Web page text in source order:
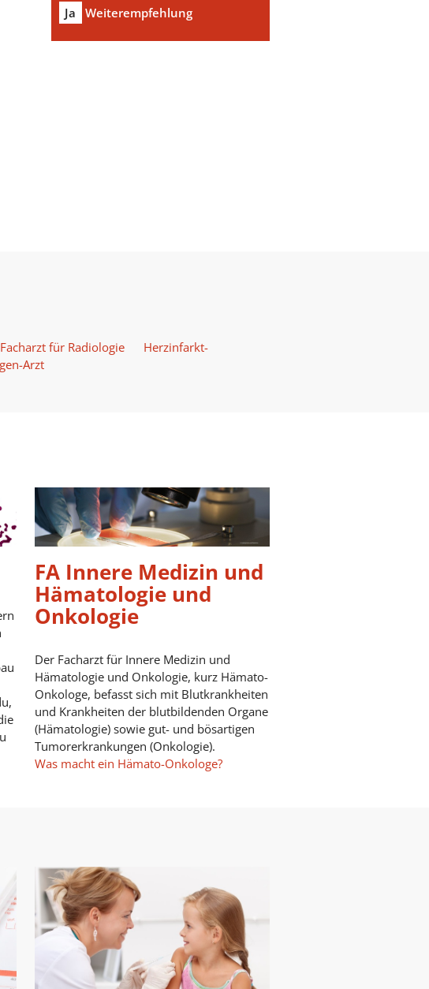
Ja Weiterempfehlung
Facharzt für Radiologie
Herzinfarkt-
Arzt
FA Innere Medizin und
Hämatologie und
Onkologie
Der Facharzt für Innere Medizin und
Hämatologie und Onkologie, kurz Hämato-
Onkologe, befasst sich mit Blutkrankheiten
und Krankheiten der blutbildenden Organe
(Hämatologie) sowie gut- und bösartigen
Tumorerkrankungen (Onkologie).
Was macht ein Hämato-Onkologe?